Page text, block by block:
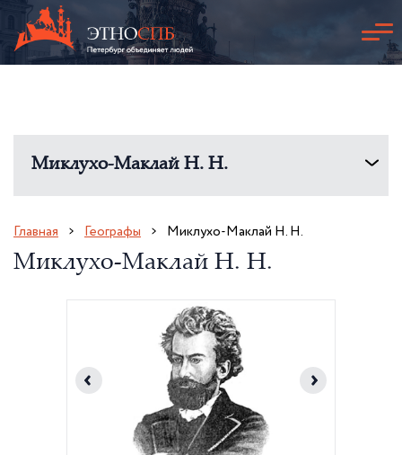
Миклухо-Маклай Н. Н.
Главная Географы Миклухо-Маклай Н. Н.
Миклухо-Маклай Н. Н.